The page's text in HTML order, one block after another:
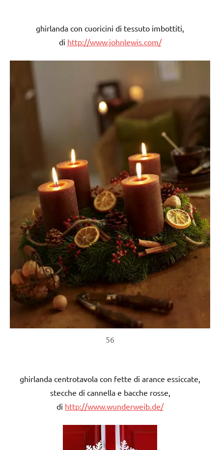
ghirlanda con cuoricini di tessuto imbottiti,
di http://www.johnlewis.com/
56
ghirlanda centrotavola con fette di arance essiccate,
stecche di cannella e bacche rosse,
di http://www.wunderweib.de/